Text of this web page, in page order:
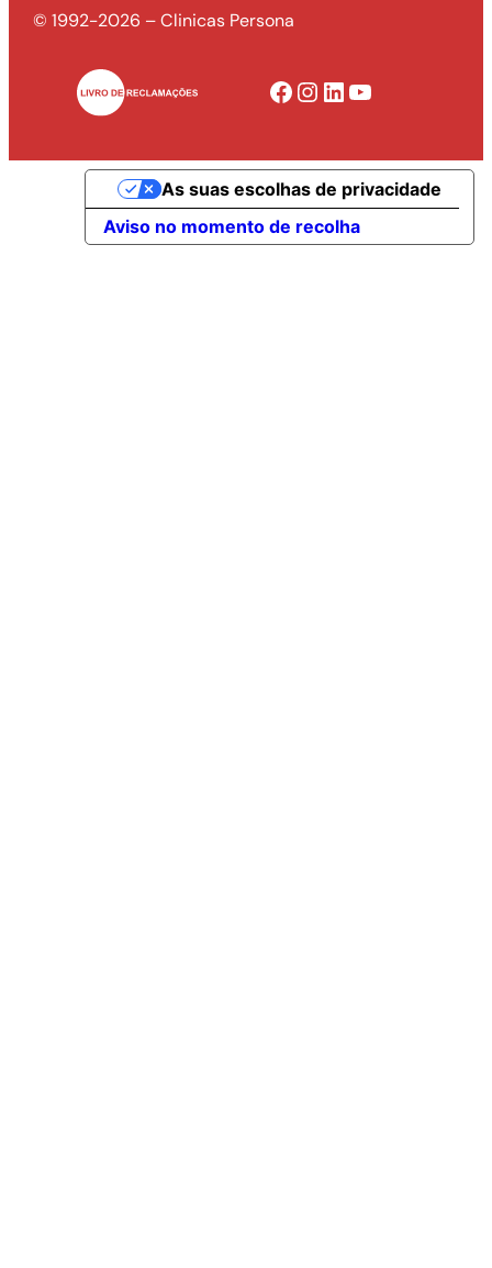
© 1992-2026 – Clinicas Persona
Facebook Instagram LinkedIn YouTube
Aviso no momento de recolha
As suas escolhas de privacidade